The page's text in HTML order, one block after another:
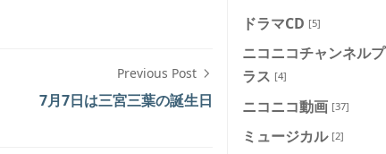
Previous Post
7月7日は三宮三葉の誕生日
ドラマCD [5]
ニコニコチャンネルプ
ラス [4]
ニコニコ動画 [37]
ミュージカル [2]